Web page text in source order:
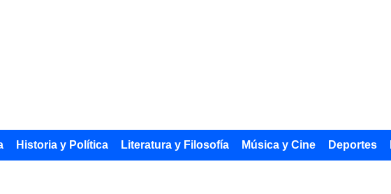
Historia y Política Literatura y Filosofía Música y Cine Deportes